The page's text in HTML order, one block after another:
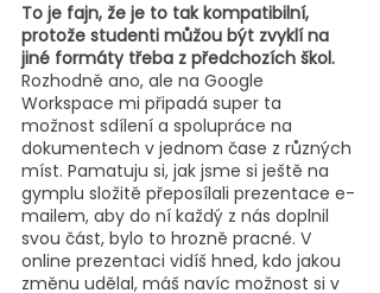
To je fajn, že je to tak kompatibilní,
protože studenti můžou být zvyklí na
jiné formáty třeba z předchozích škol.
Rozhodně ano, ale na Google
Workspace mi připadá super ta
možnost sdílení a spolupráce na
dokumentech v jednom čase z různých
míst. Pamatuju si, jak jsme si ještě na
gymplu složitě přeposílali prezentace e-
mailem, aby do ní každý z nás doplnil
svou část, bylo to hrozně pracné. V
online prezentaci vidíš hned, kdo jakou
změnu udělal, máš navíc možnost si v